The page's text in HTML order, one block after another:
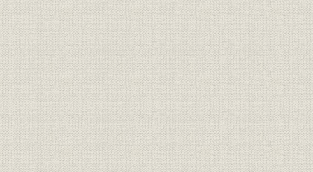
表3-3 貨物輸出入額
表3-4 国際収支と正貨残高
表3-5 為替相場の推移
表3-6 在外正貨の買上け・払下げ
表3-7 卸売物価指数の国際比較
表3-8 大正12年の貨物輸出入